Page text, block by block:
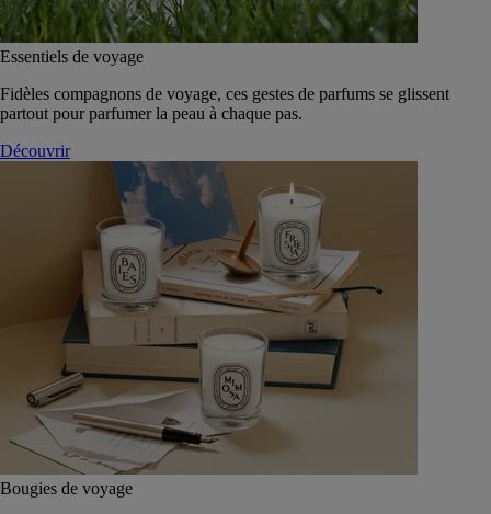
Essentiels de voyage
Fidèles compagnons de voyage, ces gestes de parfums se glissent
partout pour parfumer la peau à chaque pas.
Découvrir
Bougies de voyage